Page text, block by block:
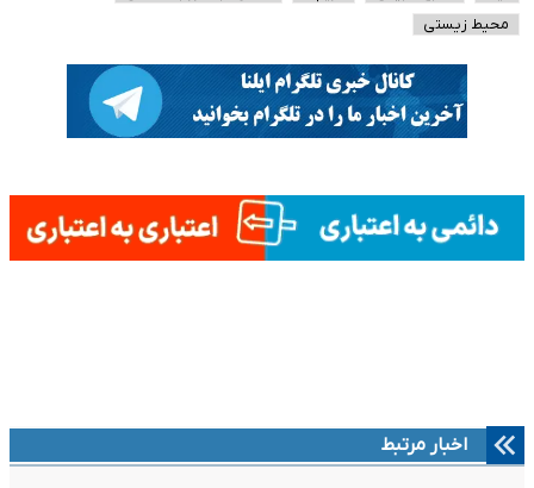
محیط زیستی
اخبار مرتبط